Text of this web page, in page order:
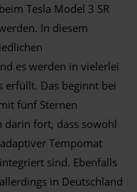
Tesla Model 3 SR
In diesem
es werden in vielerlei
erfüllt. Das beginnt bei
fünf Sternen
darin fort, dass sowohl
Tempomat
sind. Ebenfalls
in Deutschland